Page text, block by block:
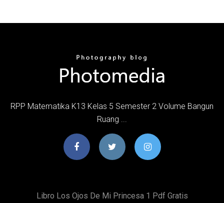
RPP Matematika K13 Kelas 5 Semester 2 Volume Bangun
Ruang ...
Libro Los Ojos De Mi Princesa 1 Pdf Gratis